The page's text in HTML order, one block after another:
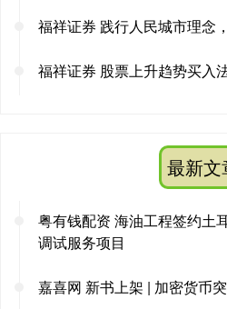
福祥证券 践行人民城市理念
福祥证券 股票上升趋势买入
最新文
粤有钱配资 海油工程签约土
调试服务项目
嘉喜网 新书上架 | 加密货币